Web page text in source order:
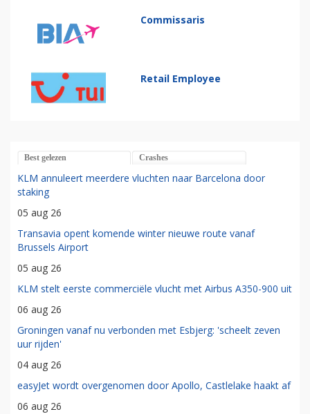
Commissaris
Retail Employee
Best gelezen Crashes
KLM annuleert meerdere vluchten naar Barcelona door
staking
05 aug 26
Transavia opent komende winter nieuwe route vanaf
Brussels Airport
05 aug 26
KLM stelt eerste commerciële vlucht met Airbus A350-900 uit
06 aug 26
Groningen vanaf nu verbonden met Esbjerg: 'scheelt zeven
uur rijden'
04 aug 26
easyJet wordt overgenomen door Apollo, Castlelake haakt af
06 aug 26